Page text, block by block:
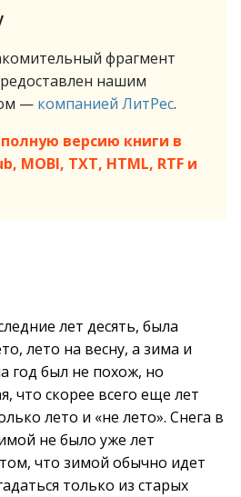
фрагмент
нашим
— компанией ЛитРес.
версию книги в
MOBI, TXT, HTML, RTF и
лет десять, была
лето на весну, а зима и
год был не похож, но
что скорее всего еще лет
лето и «не лето». Снега в
не было уже лет
что зимой обычно идет
только из старых